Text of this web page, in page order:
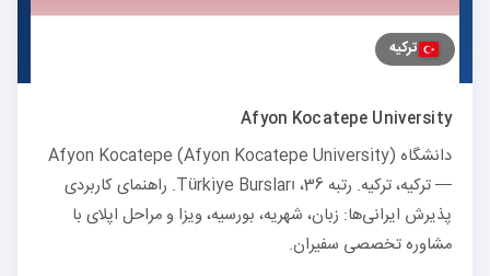
Afyon Kocatepe University
دانشگاه Afyon Kocatepe (Afyon Kocatepe University)
— ترکیه، ترکیه. رتبه 36، Türkiye Bursları. راهنمای کاربردی
پذیرش ایرانی‌ها: زبان، شهریه، بورسیه، ویزا و مراحل اپلای با
مشاوره تخصصی سفیران.
ترکیه